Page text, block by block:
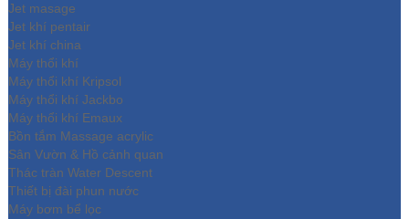
Jet masage
Jet khí pentair
Jet khí china
Máy thổi khí
Máy thổi khí Kripsol
Máy thổi khí Jackbo
Máy thổi khí Emaux
Bồn tắm Massage acrylic
Sân Vườn & Hồ cảnh quan
Thác tràn Water Descent
Thiết bị đài phun nước
Máy bơm bể lọc